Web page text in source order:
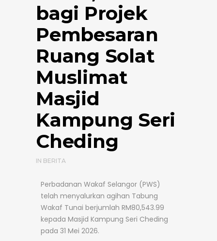
bagi Projek
Pembesaran
Ruang Solat
Muslimat
Masjid
Kampung Seri
Cheding
IN BERITA
Perbadanan Wakaf Selangor (PWS)
telah menyalurkan agihan Tabung
Wakaf Tunai berjumlah RM80,543.99
kepada Masjid Kampung Seri Cheding
pada 31 Mei 2026.